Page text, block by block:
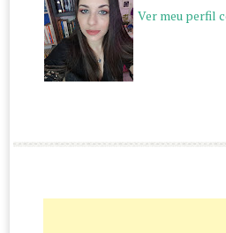
Ver meu perfil